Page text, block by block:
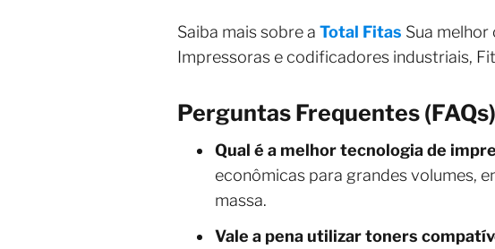
Saiba mais sobre a Total Fitas Sua
Impressoras e codificadores industriais,
Perguntas Frequentes (FAQs)
Qual é a melhor tecnologia de
econômicas para grandes volumes,
massa.
Vale a pena utilizar toners